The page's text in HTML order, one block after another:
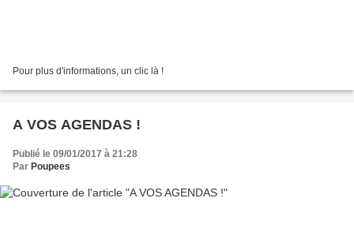
Pour plus d'informations, un clic là !
A VOS AGENDAS !
Publié le 09/01/2017 à 21:28
Par Poupees